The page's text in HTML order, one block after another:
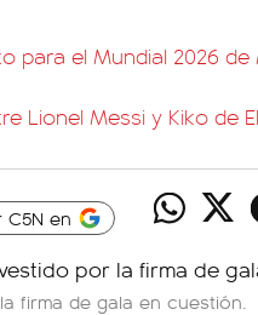
para el Mundial 2026 de
Lionel Messi y Kiko de
C5N en
firma de gala en cuestión.